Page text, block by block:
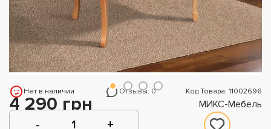
Нет в наличии Отзывы: 0 Код Товара: 11002696
4 290 грн МИКС-Мебель